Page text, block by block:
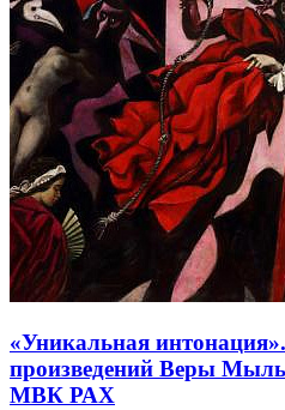
«Уникальная
произведений Веры
МВК РАХ